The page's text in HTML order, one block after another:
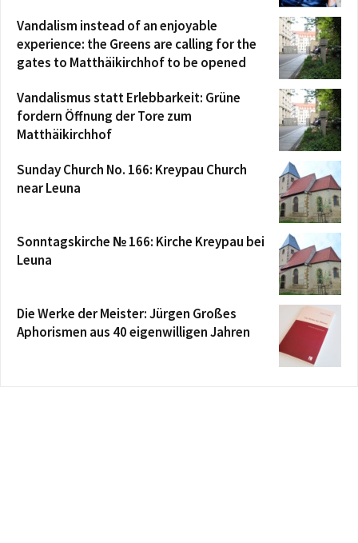
Vandalism instead of an enjoyable
experience: the Greens are calling for the
gates to Matthäikirchhof to be opened
Vandalismus statt Erlebbarkeit: Grüne
fordern Öffnung der Tore zum
Matthäikirchhof
Sunday Church No. 166: Kreypau Church
near Leuna
Sonntagskirche № 166: Kirche Kreypau bei
Leuna
Die Werke der Meister: Jürgen Großes
Aphorismen aus 40 eigenwilligen Jahren